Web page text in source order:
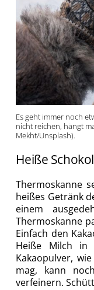
Es geht immer noch
nicht reichen, hängt
Mekht/Unsplash).
Heiße
Thermoskanne
heißes Getränk
einem
Thermoskanne
Einfach den
Heiße Milch in
Kakaopulver,
mag, kann
verfeinern.